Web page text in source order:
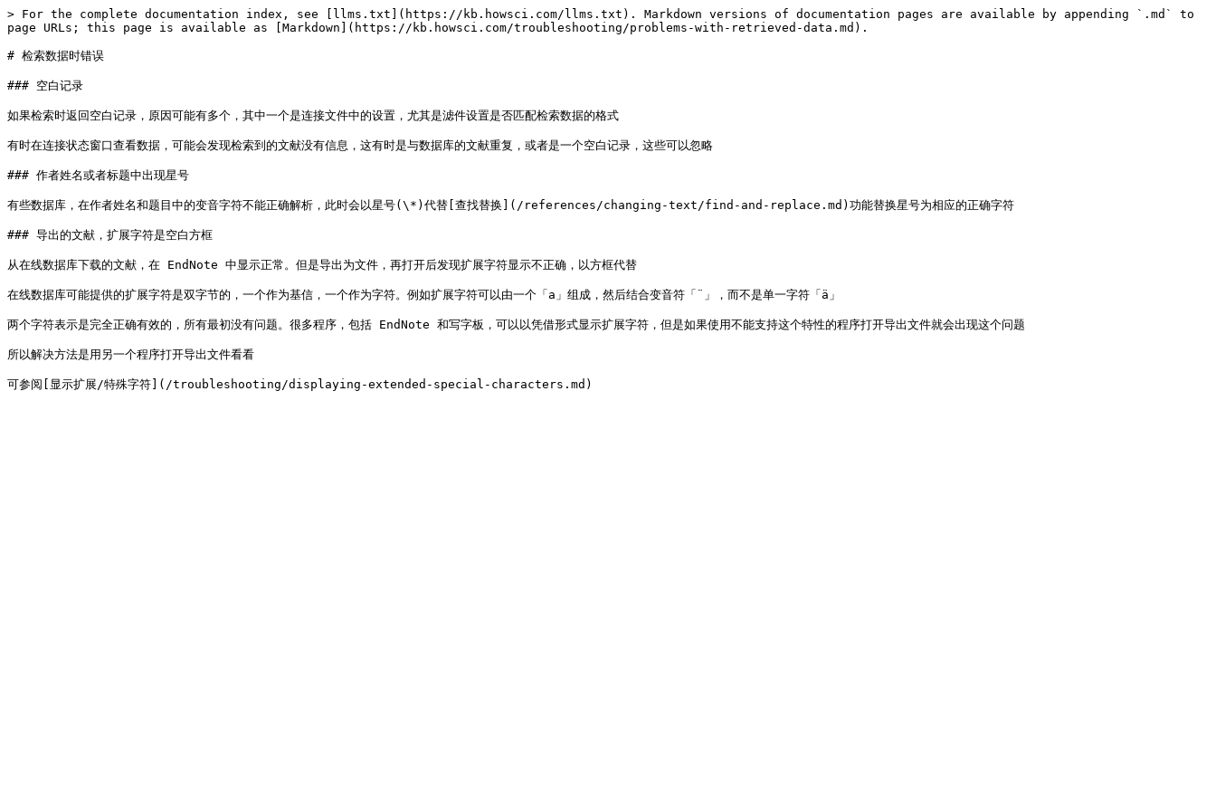
> For the complete documentation index, see [llms.txt](https://kb.howsci.com/llms.txt). Markdown versions of documentation pages are available by appending `.md` to
page URLs; this page is available as [Markdown](https://kb.howsci.com/troubleshooting/problems-with-retrieved-data.md).
# 检索数据时错误
### 空白记录
如果检索时返回空白记录，原因可能有多个，其中一个是连接文件中的设置，尤其是滤件设置是否匹配检索数据的格式
有时在连接状态窗口查看数据，可能会发现检索到的文献没有信息，这有时是与数据库的文献重复，或者是一个空白记录，这些可以忽略
### 作者姓名或者标题中出现星号
有些数据库，在作者姓名和题目中的变音字符不能正确解析，此时会以星号(\*)代替[查找替换](/references/changing-text/find-and-replace.md)功能替换星号为相应的正确字符
### 导出的文献，扩展字符是空白方框
从在线数据库下载的文献，在 EndNote 中显示正常。但是导出为文件，再打开后发现扩展字符显示不正确，以方框代替
在线数据库可能提供的扩展字符是双字节的，一个作为基信，一个作为字符。例如扩展字符可以由一个「a」组成，然后结合变音符「¨」，而不是单一字符「ä」
两个字符表示是完全正确有效的，所有最初没有问题。很多程序，包括 EndNote 和写字板，可以以凭借形式显示扩展字符，但是如果使用不能支持这个特性的程序打开导出文件就会出现这个问题
所以解决方法是用另一个程序打开导出文件看看